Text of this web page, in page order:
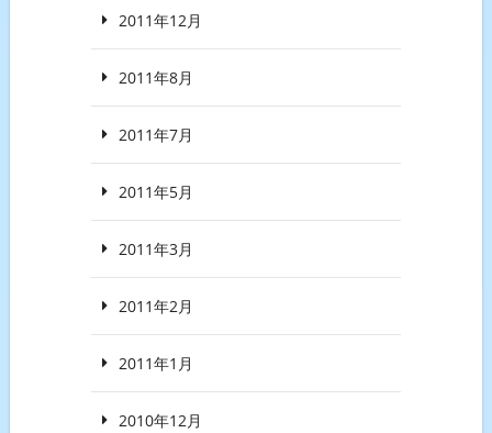
2011年12月
2011年8月
2011年7月
2011年5月
2011年3月
2011年2月
2011年1月
2010年12月